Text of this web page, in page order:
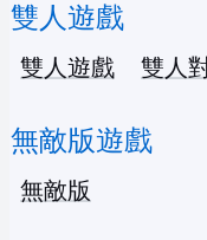
雙人遊戲
雙人遊戲 雙人
無敵版遊戲
無敵版